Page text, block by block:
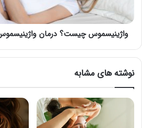
انواع
آن
واژینیسموس چیست؟ درمان
نوشته های مشابه